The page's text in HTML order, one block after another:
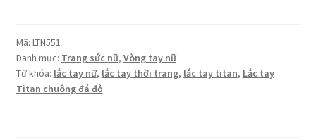
đá
đỏ
số
lượng
Mã: LTN551
Danh mục: Trang sức nữ, Vòng tay nữ
Từ khóa: lắc tay nữ, lắc tay thời trang, lắc tay titan, Lắc tay
Titan chuông đá đỏ